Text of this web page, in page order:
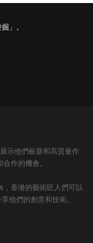
」。
示他們嶄新和高質量作
作的機會。
，香港的藝術匠人們可以
他們的創意和技術。